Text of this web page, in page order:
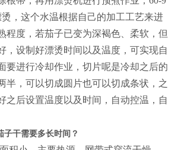
，这个水温根据自己的加工工艺来进
程度，若茄子已变为深褐色、柔软，但
，设制好漂烫时间以及温度，可实现自
要进行冷却作业，切片呢是冷却之后的
半，可以切成圆片也可以切成条状，之
之后设置温度以及时间，自动控温，自
子干需要多长时间？